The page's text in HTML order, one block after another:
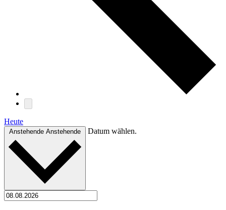
Heute
Anstehende Anstehende Datum wählen.